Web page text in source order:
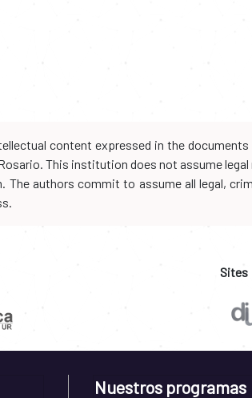
content expressed in the
This institution does not assume
The authors commit to assume all legal,
Sites
Nuestros programas